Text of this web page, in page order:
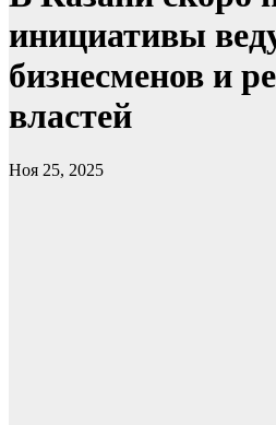
инициативы
бизнесменов и
властей
Ноя 25, 2025